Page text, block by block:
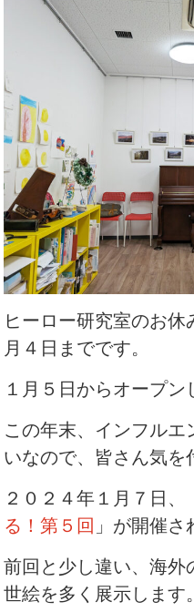
ヒーロー研究室のお休
月４日までです。
１月５日からオープン
この年末、インフルエ
いなので、皆さん気を
２０２４年１月７日、
る！第５回 」が開催さ
前回と少し違い、海
世絵を多く展示します。